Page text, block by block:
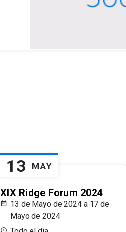
13 MAY
XIX Ridge Forum 2024
13 de Mayo de 2024 a 17 de
Mayo de 2024